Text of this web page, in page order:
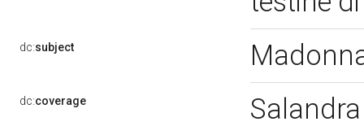
dc:subject
dc:coverage